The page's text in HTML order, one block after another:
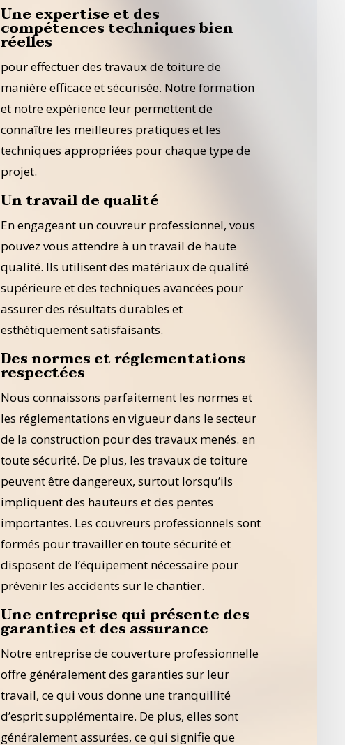
Une expertise et des
compétences techniques bien
réelles
pour effectuer des travaux de toiture de
manière efficace et sécurisée. Notre formation
et notre expérience leur permettent de
connaître les meilleures pratiques et les
techniques appropriées pour chaque type de
projet.
Un travail de qualité
En engageant un couvreur professionnel, vous
pouvez vous attendre à un travail de haute
qualité. Ils utilisent des matériaux de qualité
supérieure et des techniques avancées pour
assurer des résultats durables et
esthétiquement satisfaisants.
Des normes et réglementations
respectées
Nous connaissons parfaitement les normes et
les réglementations en vigueur dans le secteur
de la construction pour des travaux menés. en
toute sécurité. De plus, les travaux de toiture
peuvent être dangereux, surtout lorsqu’ils
impliquent des hauteurs et des pentes
importantes. Les couvreurs professionnels sont
formés pour travailler en toute sécurité et
disposent de l’équipement nécessaire pour
prévenir les accidents sur le chantier.
Une entreprise qui présente des
garanties et des assurance
Notre entreprise de couverture professionnelle
offre généralement des garanties sur leur
travail, ce qui vous donne une tranquillité
d’esprit supplémentaire. De plus, elles sont
généralement assurées, ce qui signifie que